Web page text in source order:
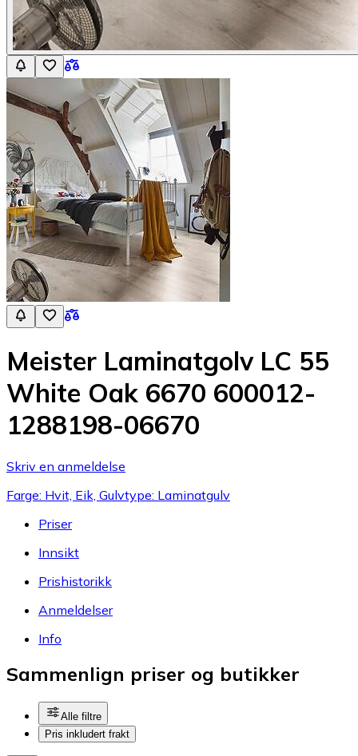
Meister Laminatgolv LC 55
White Oak 6670 600012-
1288198-06670
Skriv en anmeldelse
Farge: Hvit, Eik, Gulvtype: Laminatgulv
Priser
Innsikt
Prishistorikk
Anmeldelser
Info
Sammenlign priser og butikker
Alle filtre
Pris inkludert frakt